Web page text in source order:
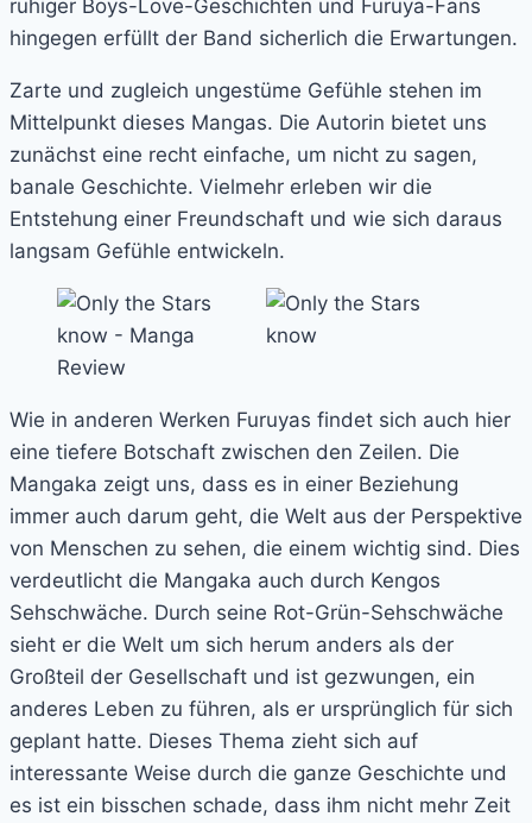
ruhiger Boys-Love-Geschichten und Furuya-Fans
hingegen erfüllt der Band sicherlich die Erwartungen.
Zarte und zugleich ungestüme Gefühle stehen im
Mittelpunkt dieses Mangas. Die Autorin bietet uns
zunächst eine recht einfache, um nicht zu sagen,
banale Geschichte. Vielmehr erleben wir die
Entstehung einer Freundschaft und wie sich daraus
langsam Gefühle entwickeln.
Wie in anderen Werken Furuyas findet sich auch hier
eine tiefere Botschaft zwischen den Zeilen. Die
Mangaka zeigt uns, dass es in einer Beziehung
immer auch darum geht, die Welt aus der Perspektive
von Menschen zu sehen, die einem wichtig sind. Dies
verdeutlicht die Mangaka auch durch Kengos
Sehschwäche. Durch seine Rot-Grün-Sehschwäche
sieht er die Welt um sich herum anders als der
Großteil der Gesellschaft und ist gezwungen, ein
anderes Leben zu führen, als er ursprünglich für sich
geplant hatte. Dieses Thema zieht sich auf
interessante Weise durch die ganze Geschichte und
es ist ein bisschen schade, dass ihm nicht mehr Zeit